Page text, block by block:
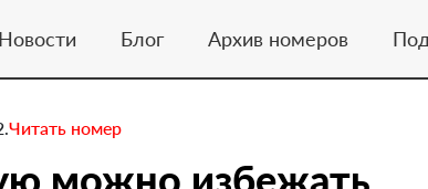
Новости Блог Архив номеров
Читать номер
можно избежать